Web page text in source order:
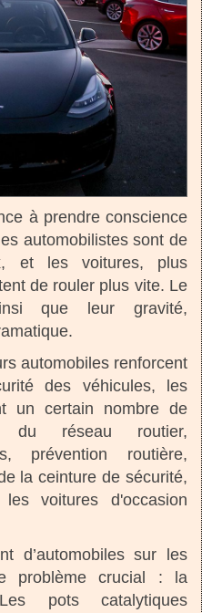
à prendre conscience
automobilistes sont de
et les voitures, plus
de rouler plus vite. Le
que leur gravité,
automobiles renforcent
des véhicules, les
un certain nombre de
du réseau routier,
prévention routière,
la ceinture de sécurité,
voitures d'occasion
d’automobiles sur les
problème crucial : la
pots catalytiques